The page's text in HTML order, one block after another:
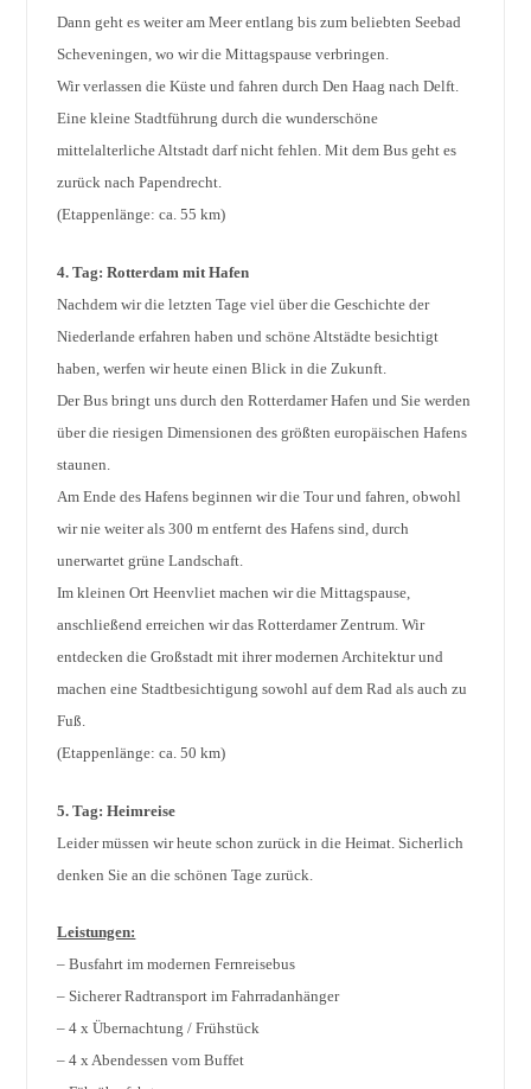
Dann geht es weiter am Meer entlang bis zum beliebten Seebad
Scheveningen, wo wir die Mittagspause verbringen.
Wir verlassen die Küste und fahren durch Den Haag nach Delft.
Eine kleine Stadtführung durch die wunderschöne
mittelalterliche Altstadt darf nicht fehlen. Mit dem Bus geht es
zurück nach Papendrecht.
(Etappenlänge: ca. 55 km)
4. Tag: Rotterdam mit Hafen
Nachdem wir die letzten Tage viel über die Geschichte der
Niederlande erfahren haben und schöne Altstädte besichtigt
haben, werfen wir heute einen Blick in die Zukunft.
Der Bus bringt uns durch den Rotterdamer Hafen und Sie werden
über die riesigen Dimensionen des größten europäischen Hafens
staunen.
Am Ende des Hafens beginnen wir die Tour und fahren, obwohl
wir nie weiter als 300 m entfernt des Hafens sind, durch
unerwartet grüne Landschaft.
Im kleinen Ort Heenvliet machen wir die Mittagspause,
anschließend erreichen wir das Rotterdamer Zentrum. Wir
entdecken die Großstadt mit ihrer modernen Architektur und
machen eine Stadtbesichtigung sowohl auf dem Rad als auch zu
Fuß.
(Etappenlänge: ca. 50 km)
5. Tag: Heimreise
Leider müssen wir heute schon zurück in die Heimat. Sicherlich
denken Sie an die schönen Tage zurück.
Leistungen:
– Busfahrt im modernen Fernreisebus
– Sicherer Radtransport im Fahrradanhänger
– 4 x Übernachtung / Frühstück
– 4 x Abendessen vom Buffet